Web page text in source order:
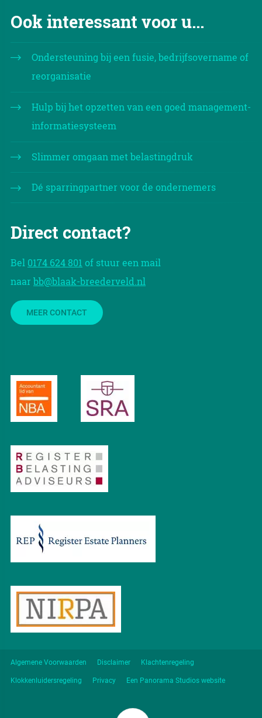
Ook interessant voor u...
Ondersteuning bij een fusie, bedrijfsovername of
reorganisatie
Hulp bij het opzetten van een goed management-
informatiesysteem
Slimmer omgaan met belastingdruk
Dé sparringpartner voor de ondernemers
Direct contact?
Bel 0174 624 801 of stuur een mail
naar bb@blaak-breederveld.nl
MEER CONTACT
Algemene Voorwaarden Disclaimer Klachtenregeling
Klokkenluidersregeling Privacy Een Panorama Studios website